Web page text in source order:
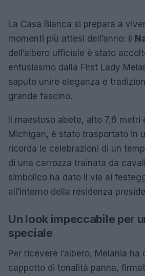
La Casa Bianca si prepara a
momenti più attesi dell’anno: il
dell’albero ufficiale è stato
entusiasmo dalla First Lady
saputo unire eleganza e
grande fascino.
Il maestoso abete, alto 7,6 metri
Michigan, è stato trasportato in
ricorda le celebrazioni di un
di una carrozza trainata da
simbolico ha dato il via ai
all’interno della residenza
Un look impeccabile per
speciale
Per ricevere l’albero, Melania ha
cappotto di tonalità panna,